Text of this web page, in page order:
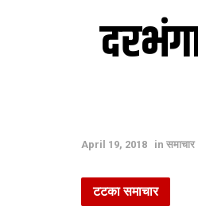
April 19, 2018 in समाचार
टटका समाचार